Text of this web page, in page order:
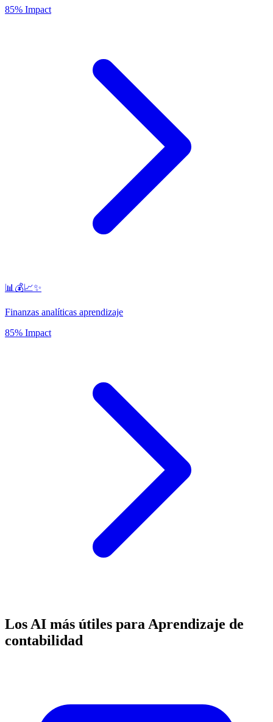
85% Impact
📊💰📈✨
Finanzas analíticas aprendizaje
85% Impact
Los AI más útiles para Aprendizaje de
contabilidad